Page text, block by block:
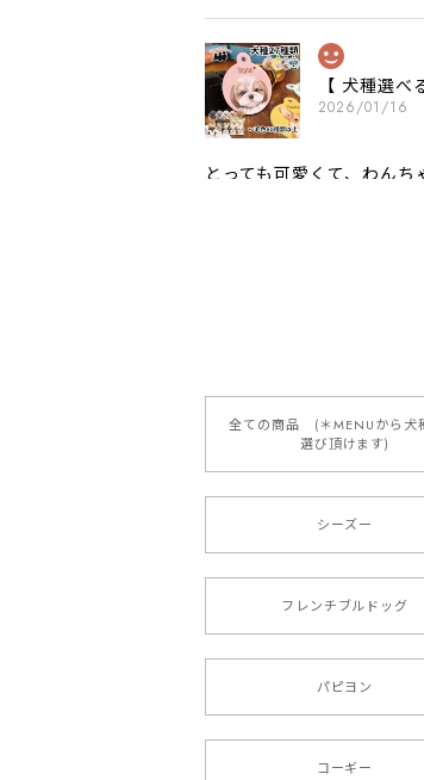
【 犬種選
2026/01/16
とっても可愛くて、わん
【 自然に
【 ボーダー
2025/05/09
もう叫ぶほど可愛くて最
本当に可愛い。ありがと
【 キュン
2024/10/28
全ての商品 (＊MENUから犬
選び頂けます)
シーズー
フレンチブルドッグ
パピヨン
コーギー